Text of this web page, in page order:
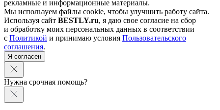
рекламные и информационные материалы.
Мы используем файлы cookie, чтобы улучшить работу сайта.
Используя сайт BESTLY.ru, я даю свое согласие на сбор
и обработку моих персональных данных в соответствии
с Политикой и принимаю условия Пользовательского
соглашения.
Я согласен
Нужна срочная помощь?